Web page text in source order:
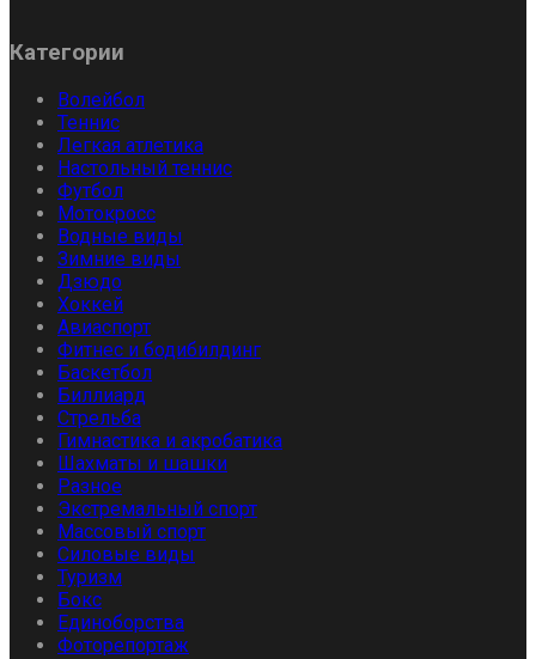
Категории
Волейбол
Теннис
Легкая атлетика
Настольный теннис
Футбол
Мотокросс
Водные виды
Зимние виды
Дзюдо
Хоккей
Авиаспорт
Фитнес и бодибилдинг
Баскетбол
Биллиард
Стрельба
Гимнастика и акробатика
Шахматы и шашки
Разное
Экстремальный спорт
Массовый спорт
Силовые виды
Туризм
Бокс
Единоборства
Фоторепортаж